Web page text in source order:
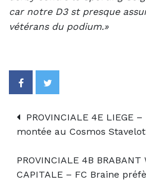
car notre D3 st presque
vétérans du podium.»
PROVINCIALE 4E LIEGE
montée au Cosmos
PROVINCIALE 4B
CAPITALE – FC Braine